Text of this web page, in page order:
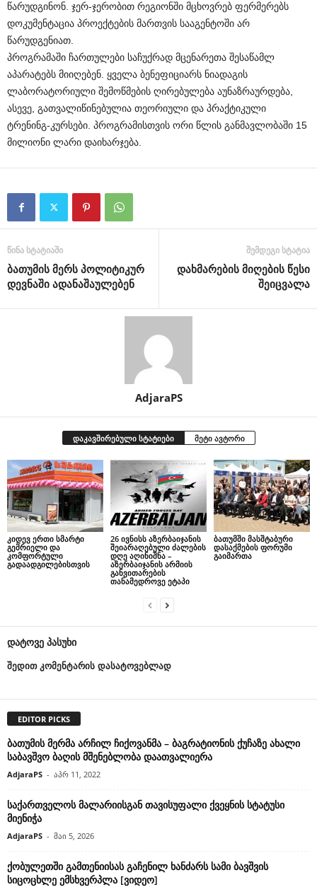
წარუდგინონ. ჯერ-ჯერობით რეგიონში მცხოვრებ ფერმერებს
დოკუმენტაცია პროექტების მართვის სააგენტოში არ
წარუდგენიათ.
პროგრამაში ჩართულები საჩუქრად მცენარეთა შესაწამლ
აპარატებს მიიღებენ. ყველა ბენეფიციარს ნიადაგის
ლაბორატორიული შემოწმების ღირებულება აუნაზრაურდება,
ასევე, გათვალიწინებულია თეორიული და პრაქტიკული
ტრენინგ-კურსები. პროგრამისთვის ორი წლის განმავლობაში 15
მილიონი ლარი დაიხარჯება.
წინა სტატიაში
ბათუმის მერს პოლიტიკურ
დევნაში ადანაშაულებენ
შემდეგი სტატია
დახმარების მიღების წესი
შეიცვალა
AdjaraPS
დაკავშირებული სტატიები მეტი ავტორი
კიდევ ერთი სმარტი
გემრიელი და
კომფორტული
გადაადგილებისთვის
26 ივნისს აზერბაიჯანის
შეიარაღებული ძალების
დღე აღინიშნა –
აზერბაიჯანის არმიის
განვითარების
თანამედროვე ეტაპი
ბათუმში მასშტაბური
დასაქმების ფორუმი
გაიმართა
დატოვე პასუხი
შედით კომენტარის დასატოვებლად
EDITOR PICKS
ბათუმის მერმა არჩილ ჩიქოვანმა – ბაგრატიონის ქუჩაზე ახალი
საბავშვო ბაღის მშენებლობა დაათვალიერა
AdjaraPS - აპრ 11, 2022
საქართველოს მალარიისგან თავისუფალი ქვეყნის სტატუსი
მიენიჭა
AdjaraPS - მაი 5, 2026
ქობულეთში გამთენიისას გაჩენილ ხანძარს სამი ბავშვის
სიცოცხლე ემსხვერპლა [ვიდეო]